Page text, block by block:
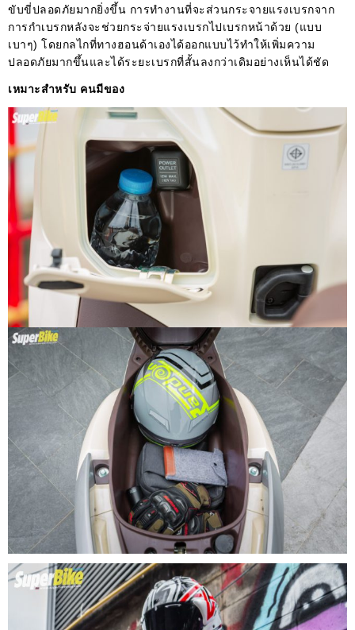
ขับขี่ปลอดภัยมากยิ่งขึ้น การทำงานที่จะส่วนกระจายแรงเบรกจาก
การกำเบรกหลังจะช่วยกระจ่ายแรงเบรกไปเบรกหน้าด้วย (แบบ
เบาๆ) โดยกลไกที่ทางฮอนด้าเองได้ออกแบบไว้ทำให้เพิ่มความ
ปลอดภัยมากขึ้นและได้ระยะเบรกที่สั้นลงกว่าเดิมอย่างเห็นได้ชัด
เหมาะสำหรับ คนมีของ